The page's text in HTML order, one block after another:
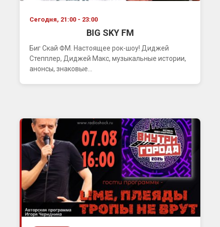
Сегодня, 21:00 - 23:00
BIG SKY FM
Биг Скай ФМ. Настоящее рок-шоу! Диджей
Степплер, Диджей Макс, музыкальные истории,
анонсы, знаковые...